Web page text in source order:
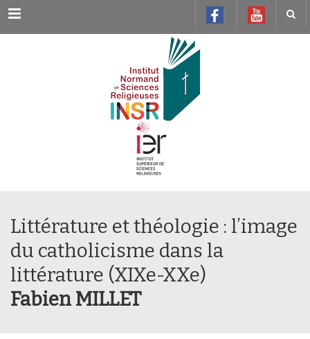
Menu
Littérature et théologie : l’image
du catholicisme dans la
littérature (XIXe-XXe)
Fabien MILLET